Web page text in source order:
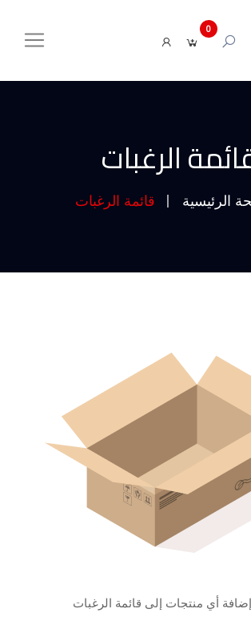
0
الرغبات
الرئيسية قائمة الرغبات
أي منتجات إلى قائمة الرغبات